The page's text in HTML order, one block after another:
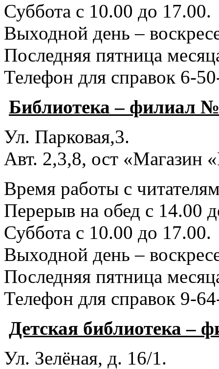
Суббота с 10.00 до 17.00.
Выходной день –
Последняя пятница
Телефон для справок 6-
Библиотека – филиал
Ул. Парковая,3.
Авт. 2,3,8, ост «Магазин
Время работы с
Перерыв на обед с 14.00
Суббота с 10.00 до 17.00.
Выходной день –
Последняя пятница
Телефон для справок 9-
Детская библиотека –
Ул. Зелёная, д. 16/1.